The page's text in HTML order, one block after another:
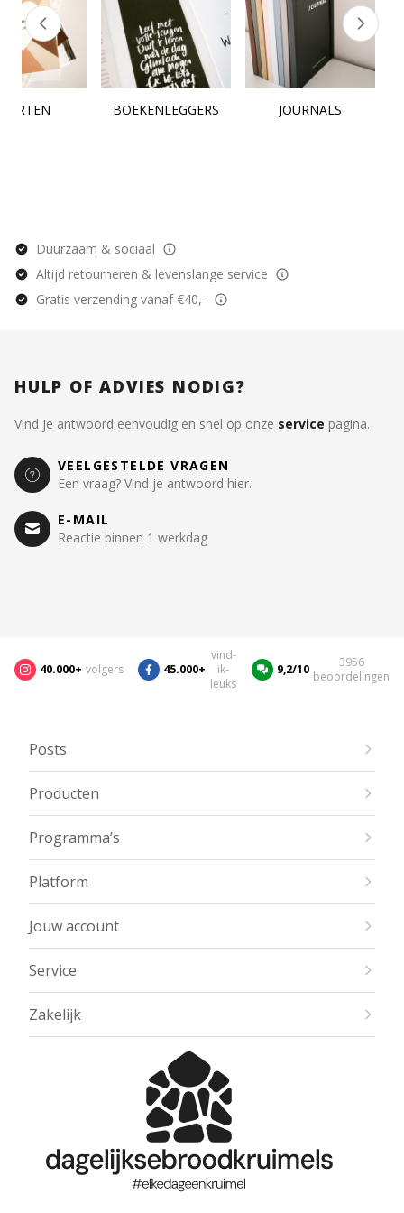
BOEKENLEGGERS JOURNALS
Duurzaam & sociaal
Altijd retourneren & levenslange service
Gratis verzending vanaf €40,-
HULP OF ADVIES NODIG?
Vind je antwoord eenvoudig en snel op onze service pagina.
VEELGESTELDE VRAGEN
Een vraag? Vind je antwoord hier.
E-MAIL
Reactie binnen 1 werkdag
40.000+ volgers 45.000+
vind-
ik-
leuks
9,2/10
3956
beoordelingen
Posts
Producten
Programma’s
Platform
Jouw account
Service
Zakelijk